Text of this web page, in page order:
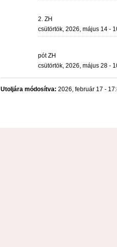
2. ZH
csütörtök, 2026, május 14 -
pót ZH
csütörtök, 2026, május 28 -
Utoljára módosítva: 2026, február 17 -